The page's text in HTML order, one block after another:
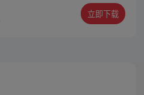
立即下载